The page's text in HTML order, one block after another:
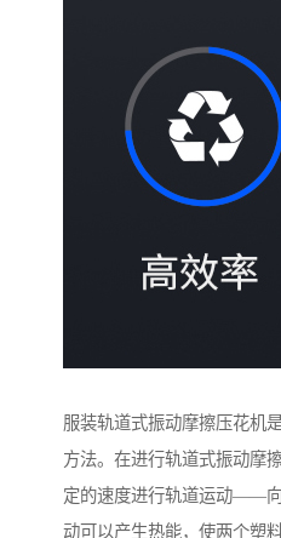
服装轨道式振动摩擦压花机
方法。在进行轨道式振动摩
定的速度进行轨道运动——
动可以产生热能，使两个塑